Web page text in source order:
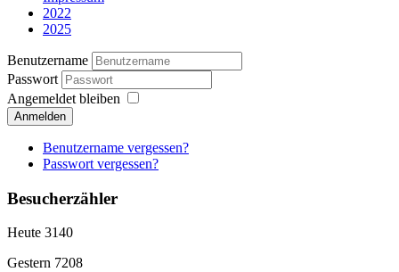
2022
2025
Benutzername
Passwort
Angemeldet bleiben
Anmelden
Benutzername vergessen?
Passwort vergessen?
Besucherzähler
Heute 3140
Gestern 7208